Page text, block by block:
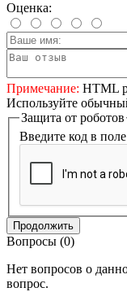
Оценка:
Примечание: HTML
Используйте
Защита от роботов
Введите код в
Продолжить
Вопросы (0)
Нет вопросов о
вопрос.